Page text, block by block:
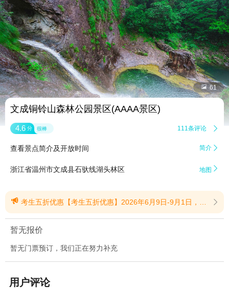
 61
文成铜铃山森林公园景区(AAAA景区)
4.6 分 很棒 111条评论 
查看景点简介及开放时间 简介 
浙江省温州市文成县石驮线湖头林区 地图 
 考生五折优惠【考生五折优惠】2026年6月9日-9月1日，2026年全国应届中考、高考考生本人凭2026年准考证及身份证、大学录取通知书或学信网相关凭证等材料，即可享受景区门票五折优惠!(提示有效期2026/6/17至2026/9/1) 
暂无报价
暂无门票预订，我们正在努力补充
用户评论
